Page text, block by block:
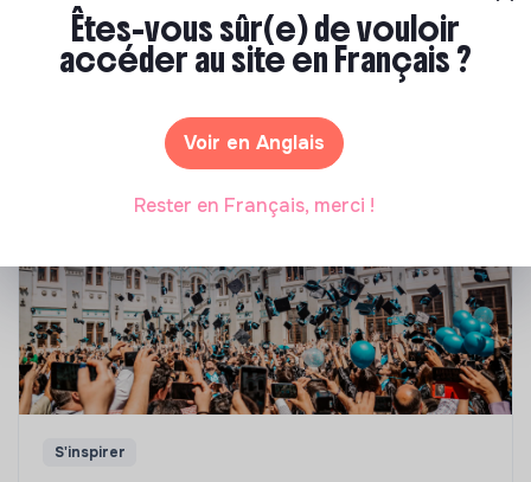
Top 8 des formations en rénovation
énergétique des bâtiments
Marianne Roussel•21 janvier 2025
S'inspirer
Êtes-vous sûr(e) de vouloir
accéder au site en Français ?
Voir en Anglais
Rester en Français, merci !